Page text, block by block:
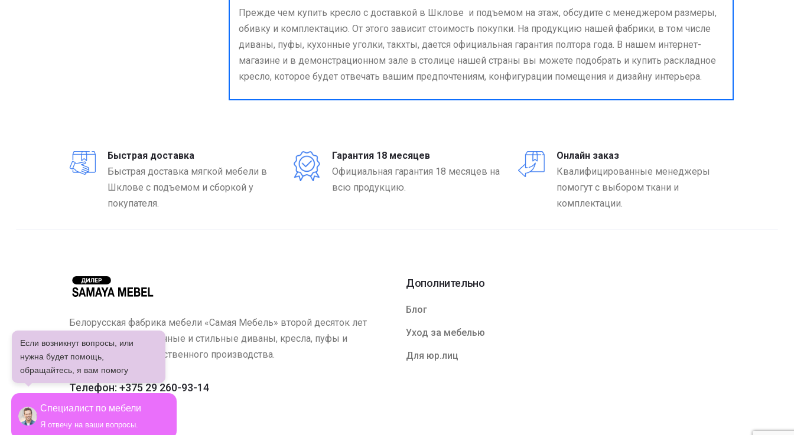
Если возникнут вопросы, или
нужна будет помощь,
обращайтесь, я вам помогу
Специалист по мебели
Я отвечу на ваши вопросы.
Прежде чем купить кресло с доставкой в Шклове и подъемом на этаж, обсудите с менеджером размеры,
обивку и комплектацию. От этого зависит стоимость покупки. На продукцию нашей фабрики, в том числе
диваны, пуфы, кухонные уголки, такхты, дается официальная гарантия полтора года. В нашем интернет-
магазине и в демонстрационном зале в столице нашей страны вы можете подобрать и купить раскладное
кресло, которое будет отвечать вашим предпочтениям, конфигурации помещения и дизайну интерьера.
Быстрая доставка
Быстрая доставка мягкой мебели в
Шклове с подъемом и сборкой у
покупателя.
Гарантия 18 месяцев
Официальная гарантия 18 месяцев на
всю продукцию.
Онлайн заказ
Квалифицированные менеджеры
помогут с выбором ткани и
комплектации.
Белорусская фабрика мебели «Самая Мебель» второй десяток лет
предлагает качественные и стильные диваны, кресла, пуфы и
кухонные уголки собственного производства.
Телефон: +375 29 260-93-14
Дополнительно
Блог
Уход за мебелью
Для юр.лиц